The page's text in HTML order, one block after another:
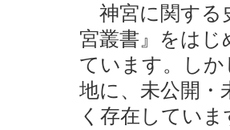
神宮に関する
宮叢書』をは
ています。し
地に、未公開・
く存在してい